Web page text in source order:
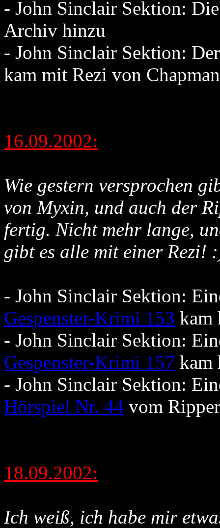
- John Sinclair Sektion:
Archiv hinzu
- John Sinclair Sektion:
kam mit Rezi von
16.09.2002:
Wie gestern versprochen
von Myxin, und auch der
fertig. Nicht mehr lange,
gibt es alle mit einer Rezi!
- John Sinclair Sektion:
Gespenster-Krimi 153 kam
- John Sinclair Sektion:
Gespenster-Krimi 157 kam
- John Sinclair Sektion:
Hörspiel Nr. 44 vom
18.09.2002:
Ich weiß, ich habe mir